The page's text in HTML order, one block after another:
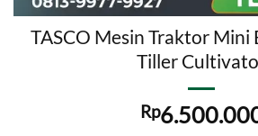
TASCO Mesin Traktor Mini
Tiller
Rp